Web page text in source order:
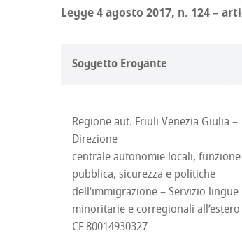
Legge 4 agosto 2017, n. 124 –
Soggetto Erogante
Regione aut. Friuli Venezia Giulia –
Direzione
centrale autonomie locali, funzione
pubblica, sicurezza e politiche
dell’immigrazione – Servizio lingue
minoritarie e corregionali
CF 80014930327